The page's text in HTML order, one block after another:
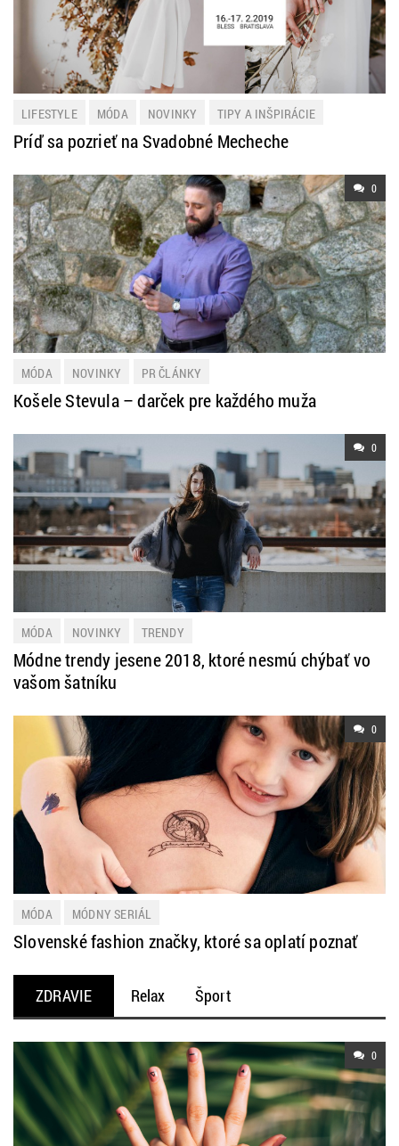
Príď sa pozrieť na Svadobné Mecheche
LIFESTYLE MÓDA NOVINKY TIPY A INŠPIRÁCIE
0
Košele Stevula – darček pre každého muža
MÓDA NOVINKY PR ČLÁNKY
0
Módne trendy jesene 2018, ktoré nesmú chýbať vo
vašom šatníku
MÓDA NOVINKY TRENDY
0
Slovenské fashion značky, ktoré sa oplatí poznať
MÓDA MÓDNY SERIÁL
ZDRAVIE Relax
Šport
Starostlivosť o telo
Strava
0